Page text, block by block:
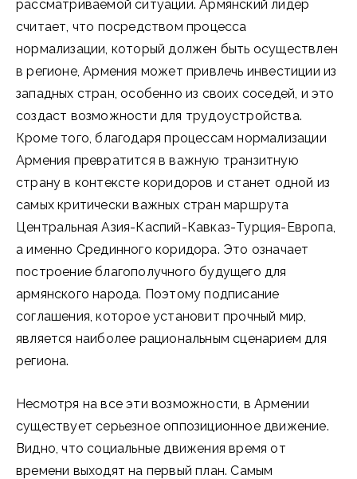
рассматриваемой ситуации. Армянский лидер
считает, что посредством процесса
нормализации, который должен быть осуществлен
в регионе, Армения может привлечь инвестиции из
западных стран, особенно из своих соседей, и это
создаст возможности для трудоустройства.
Кроме того, благодаря процессам нормализации
Армения превратится в важную транзитную
страну в контексте коридоров и станет одной из
самых критически важных стран маршрута
Центральная Азия-Каспий-Кавказ-Турция-Европа,
а именно Срединного коридора. Это означает
построение благополучного будущего для
армянского народа. Поэтому подписание
соглашения, которое установит прочный мир,
является наиболее рациональным сценарием для
региона.
Несмотря на все эти возможности, в Армении
существует серьезное оппозиционное движение.
Видно, что социальные движения время от
времени выходят на первый план. Самым